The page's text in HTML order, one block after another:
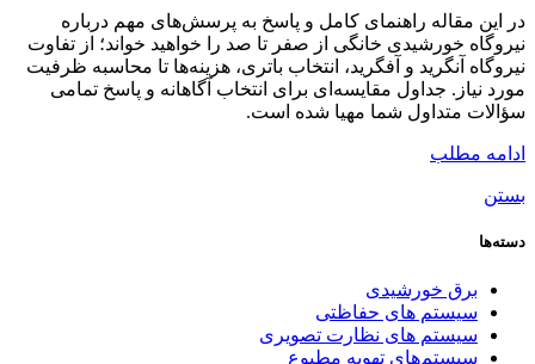
در این مقاله راهنمای کامل و پاسخ به پرسش‌های مهم درباره
نیروگاه خورشیدی خانگی از صفر تا صد را خواهید خواند؛ از تفاوت
نیروگاه آنگرید و آفگرید، انتخاب باتری، هزینه‌ها تا محاسبه ظرفیت
مورد نیاز. جداول مقایسه‌ای برای انتخاب آگاهانه و پاسخ تمامی
سؤالات متداول شما مهیا شده است.
ادامه مطلب
بستن
دسته‌ها
برق خورشیدی
سیستم های حفاظتی
سیستم های نظارت تصویری
سیستم‌های تهویه مطبوع